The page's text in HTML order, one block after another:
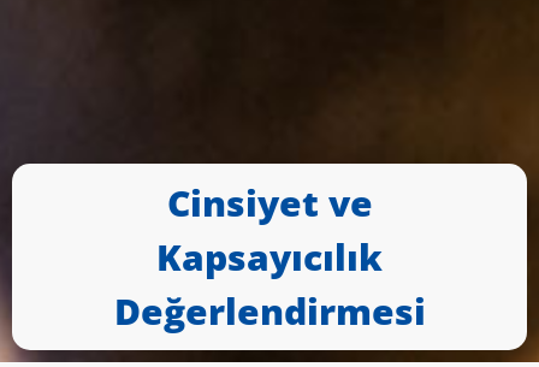
Cinsiyet ve
Kapsayıcılık
Değerlendirmesi